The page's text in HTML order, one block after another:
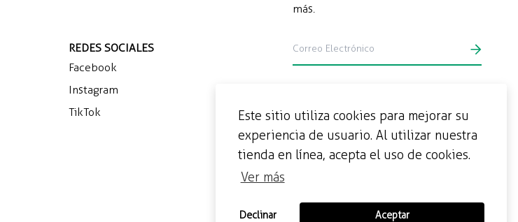
REDES SOCIALES
Facebook
Instagram
TikTok
más.
Este sitio utiliza cookies para mejorar su
experiencia de usuario. Al utilizar nuestra
tienda en línea, acepta el uso de cookies.
Ver más
Declinar Aceptar